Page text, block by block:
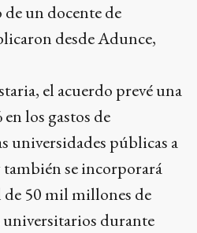
un docente de
desde Adunce,
el acuerdo prevé una
los gastos de
universidades públicas a
se incorporará
50 mil millones de
universitarios durante